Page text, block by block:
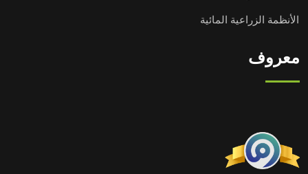
الأنظمة الزراعية المائية
معروف